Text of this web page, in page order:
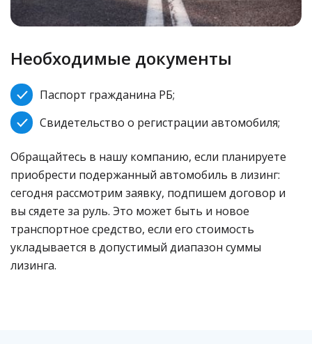
Необходимые документы
Паспорт гражданина РБ;
Свидетельство о регистрации автомобиля;
Обращайтесь в нашу компанию, если планируете
приобрести подержанный автомобиль в лизинг:
сегодня рассмотрим заявку, подпишем договор и
вы сядете за руль. Это может быть и новое
транспортное средство, если его стоимость
укладывается в допустимый диапазон суммы
лизинга.